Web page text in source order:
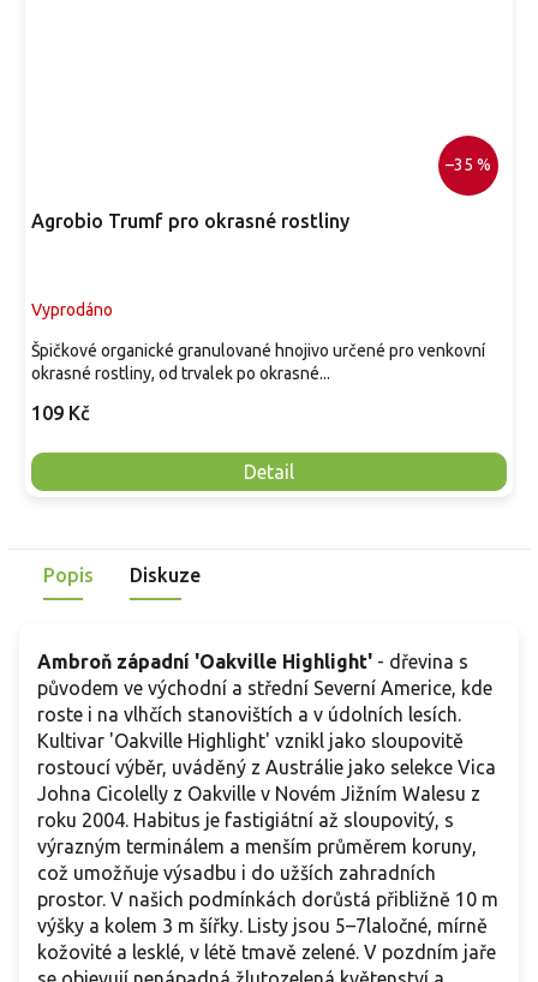
–35 %
Agrobio Trumf pro okrasné rostliny
Vyprodáno
109 Kč
Detail
Špičkové organické granulované hnojivo určené pro venkovní
okrasné rostliny, od trvalek po okrasné...
Popis Diskuze
Ambroň západní 'Oakville Highlight' - dřevina s
původem ve východní a střední Severní Americe, kde
roste i na vlhčích stanovištích a v údolních lesích.
Kultivar 'Oakville Highlight' vznikl jako sloupovitě
rostoucí výběr, uváděný z Austrálie jako selekce Vica
Johna Cicolelly z Oakville v Novém Jižním Walesu z
roku 2004. Habitus je fastigiátní až sloupovitý, s
výrazným terminálem a menším průměrem koruny,
což umožňuje výsadbu i do užších zahradních
prostor. V našich podmínkách dorůstá přibližně 10 m
výšky a kolem 3 m šířky. Listy jsou 5–7laločné, mírně
kožovité a lesklé, v létě tmavě zelené. V pozdním jaře